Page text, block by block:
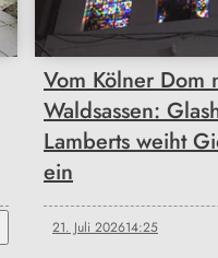
Vom Kölner Dom
Waldsassen:
Lamberts weiht
ein
21. Juli 202614:25